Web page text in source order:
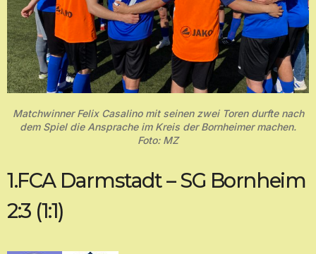
Matchwinner Felix Casalino mit seinen zwei Toren durfte nach
dem Spiel die Ansprache im Kreis der Bornheimer machen.
Foto: MZ
1.FCA Darmstadt – SG Bornheim
2:3 (1:1)